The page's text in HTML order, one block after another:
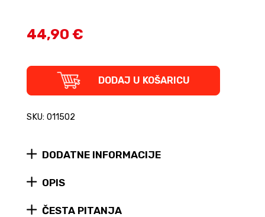
44,90 €
Star
-
Opress
Wars)
Series
figura
DODAJ U KOŠARICU
SKU: 011502
DODATNE INFORMACIJE
OPIS
ČESTA PITANJA